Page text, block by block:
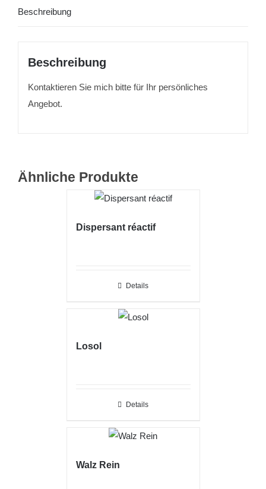
Beschreibung
Beschreibung
Kontaktieren Sie mich bitte für Ihr persönliches
Angebot.
Ähnliche Produkte
Dispersant réactif
Details
Losol
Details
Walz Rein